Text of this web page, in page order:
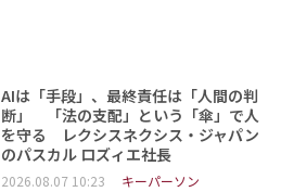
AIは「手段」、最終責任は「人間の判
断」 「法の支配」という「傘」で人
を守る レクシスネクシス・ジャパン
のパスカル ロズィエ社長
2026.08.07 10:23 キーパーソン